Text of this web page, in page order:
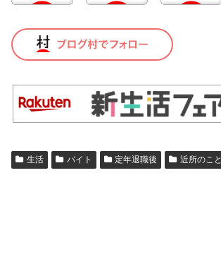
生活 バイト 定年退職後 近所のこと